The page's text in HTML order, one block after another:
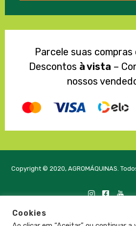
Parcele suas compras
Descontos à vista –
nossos
Copyright © 2020, AGROMÁQUINAS.
Desenvolvido com
Cookies